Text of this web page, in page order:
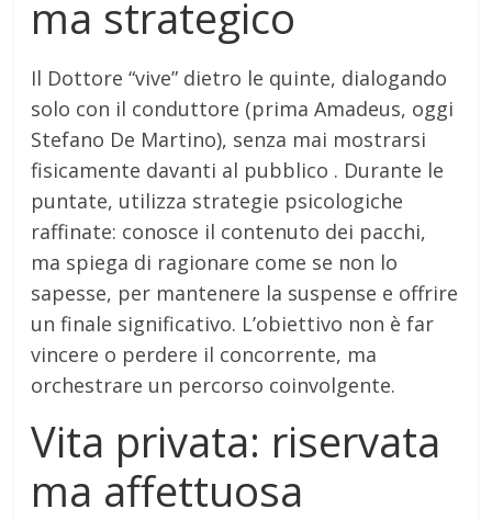
ma strategico
Il Dottore “vive” dietro le quinte, dialogando
solo con il conduttore (prima Amadeus, oggi
Stefano De Martino), senza mai mostrarsi
fisicamente davanti al pubblico . Durante le
puntate, utilizza strategie psicologiche
raffinate: conosce il contenuto dei pacchi,
ma spiega di ragionare come se non lo
sapesse, per mantenere la suspense e offrire
un finale significativo. L’obiettivo non è far
vincere o perdere il concorrente, ma
orchestrare un percorso coinvolgente.
Vita privata: riservata
ma affettuosa